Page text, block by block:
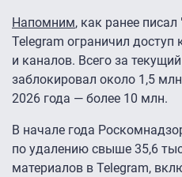
Напомним, как ранее
Telegram ограничил доступ
и каналов. Всего за
заблокировал около 1,5
2026 года — более 10 млн.
В начале года
по удалению свыше 35,6
материалов в Telegram,